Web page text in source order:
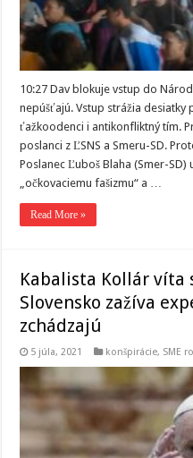
10:27 Dav blokuje vstup do
nepúšťajú. Vstup strážia desiatky
ťažkoodenci i antikonfliktný tím.
poslanci z ĽSNS a Smeru-SD.
Poslanec Ľuboš Blaha (Smer-
„očkovaciemu fašizmu“ a …
Read More »
Kabalista Kollár víta
Slovensko zažíva
zchádzajú
5 júla, 2021 konšpirácie, SME